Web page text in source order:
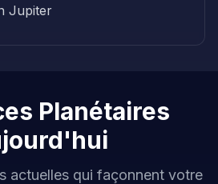
Jupiter
Planétaires
actuelles qui façonnent votre